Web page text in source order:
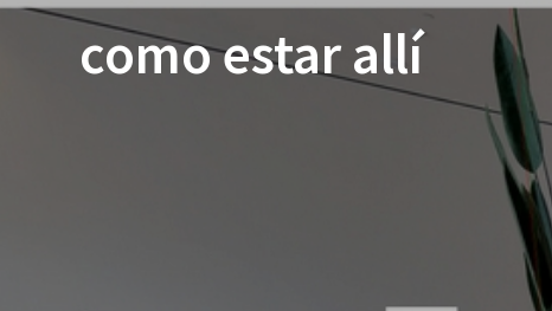
Saltar
contenidocomo estar allí